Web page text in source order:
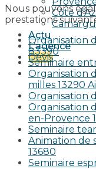
Côte
Actu
L’agence
Devis
Nous pouvons
prestations
Organisation
83390
Seminaire
Organisation
milles 13290
Organisation
Organisation
en-Provence
Seminaire
Animation de
13680
Seminaire